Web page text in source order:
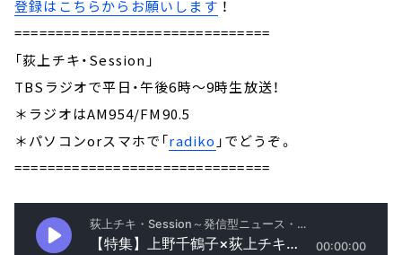
登録はこちらからお願いします ！
===============================
「荻上チキ・Session」
TBSラジオで平日・午後6時～9時生放送！
＊ラジオはAM954/FM90.5
＊パソコンorスマホで「radiko 」でどうぞ。
===============================